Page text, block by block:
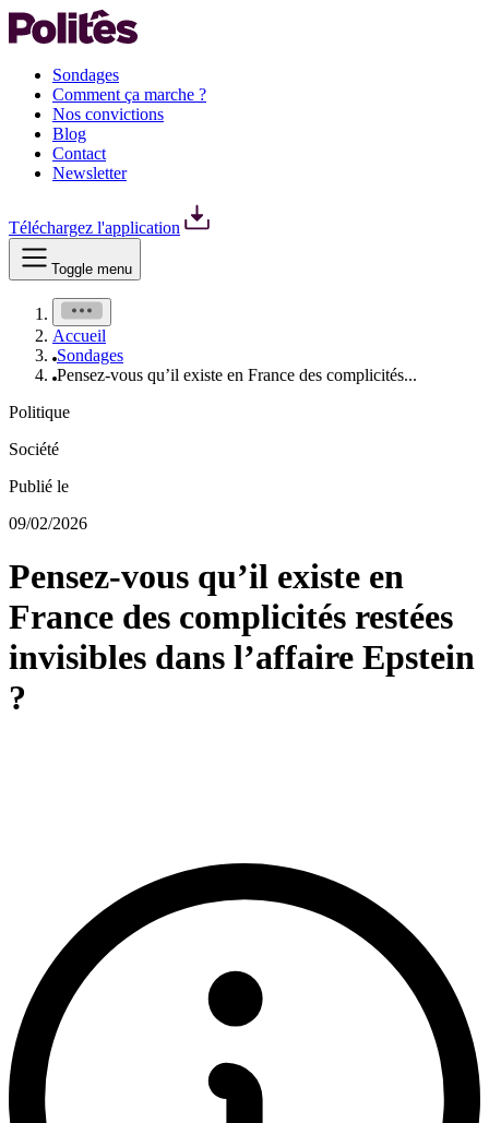
Sondages
Comment ça marche ?
Nos convictions
Blog
Contact
Newsletter
Téléchargez l'application
Toggle menu
Accueil
Sondages
Pensez-vous qu’il existe en France des complicités...
Politique
Société
Publié le
09/02/2026
Pensez-vous qu’il existe en
France des complicités restées
invisibles dans l’affaire Epstein
?